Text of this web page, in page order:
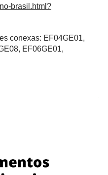
brasil.html?
conexas: EF04GE01,
EF06GE01,